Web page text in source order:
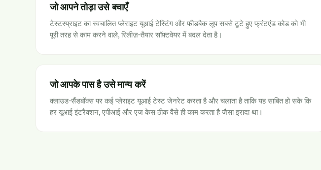
जो आपने तोड़ा उसे बचाएँ
टेस्टस्प्राइट का स्वचालित प्लेराइट यूआई टेस्टिंग और फीडबैक लूप सबसे टूटे हुए फ्रंटएंड कोड को भी
पूरी तरह से काम करने वाले, रिलीज़-तैयार सॉफ़्टवेयर में बदल देता है।
जो आपके पास है उसे मान्य करें
क्लाउड-सैंडबॉक्स पर कई प्लेराइट यूआई टेस्ट जेनरेट करता है और चलाता है ताकि यह साबित हो सके कि
हर यूआई इंटरैक्शन, एपीआई और एज केस ठीक वैसे ही काम करता है जैसा इरादा था।